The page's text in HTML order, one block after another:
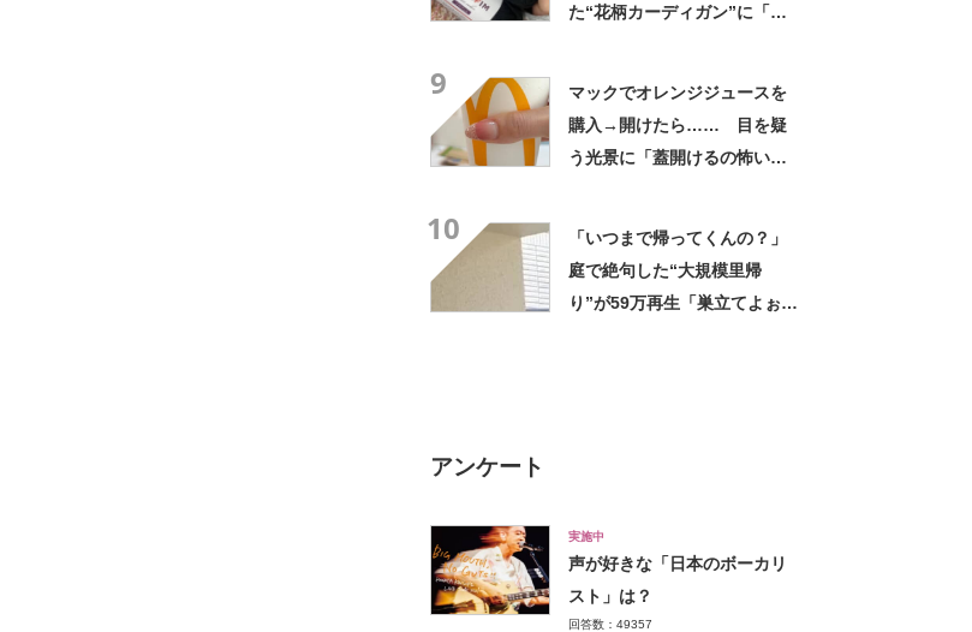
た“花柄カーディガン”に「す
9
マックでオレンジジュースを
購入→開けたら…… 目を疑
う光景に「蓋開けるの怖い」
10
「いつまで帰ってくんの？」
庭で絶句した“大規模里帰
り”が59万再生「巣立てよぉぉ
アンケート
実施中
声が好きな「日本のボーカリ
スト」は？
回答数：49357